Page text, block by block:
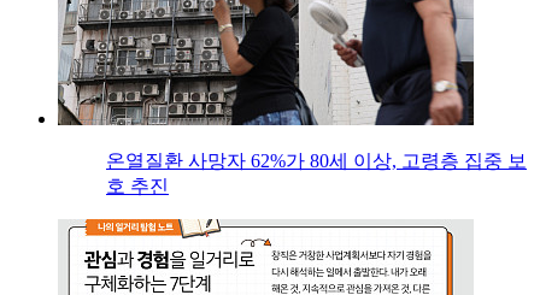
온열질환 사망자 62%가 80세 이상, 고령층 집중 보
호 추진